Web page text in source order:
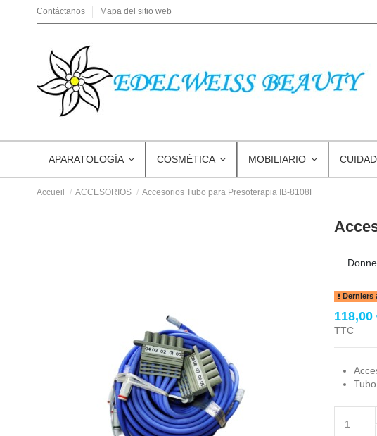
Contáctanos Mapa del sitio web
APARATOLOGÍA COSMÉTICA MOBILIARIO
Accueil ACCESORIOS Accesorios Tubo para Presoterapia IB-8108F
Derniers
118,00
TTC